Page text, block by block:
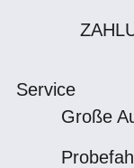
Service
Große